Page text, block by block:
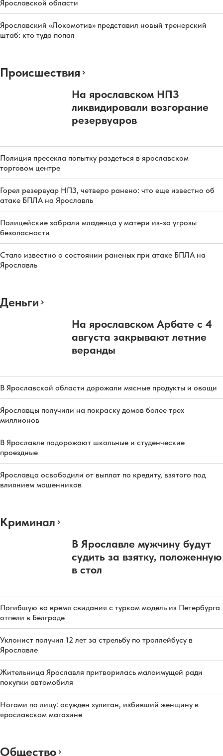
Ярославской области
Ярославский «Локомотив» представил новый тренерский
штаб: кто туда попал
Происшествия
На ярославском НПЗ
ликвидировали возгорание
резервуаров
Полиция пресекла попытку раздеться в ярославском
торговом центре
Горел резервуар НПЗ, четверо ранено: что еще известно об
атаке БПЛА на Ярославль
Полицейские забрали младенца у матери из-за угрозы
безопасности
Стало известно о состоянии раненых при атаке БПЛА на
Ярославль
Деньги
На ярославском Арбате с 4
августа закрывают летние
веранды
В Ярославской области дорожали мясные продукты и овощи
Ярославцы получили на покраску домов более трех
миллионов
В Ярославле подорожают школьные и студенческие
проездные
Ярославца освободили от выплат по кредиту, взятого под
влиянием мошенников
Криминал
В Ярославле мужчину будут
судить за взятку, положенную
в стол
Погибшую во время свидания с турком модель из Петербурга
отпели в Белграде
Уклонист получил 12 лет за стрельбу по троллейбусу в
Ярославле
Жительница Ярославля притворилась малоимущей ради
покупки автомобиля
Ногами по лицу: осужден хулиган, избивший женщину в
ярославском магазине
Общество